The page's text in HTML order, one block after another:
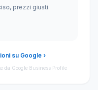
prezzi giusti.
su Google ›
da Google Business Profile